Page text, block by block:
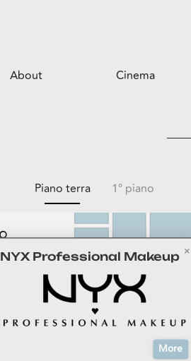
About
Servizi
Cinema
NYX Professional Makeup
More
Piano terra 1° piano